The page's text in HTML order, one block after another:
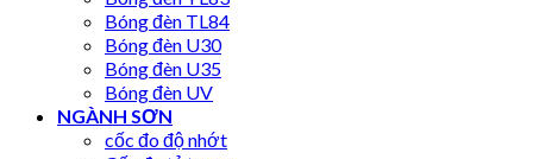
Bóng đèn TL84
Bóng đèn U30
Bóng đèn U35
Bóng đèn UV
NGÀNH SƠN
cốc đo độ nhớt